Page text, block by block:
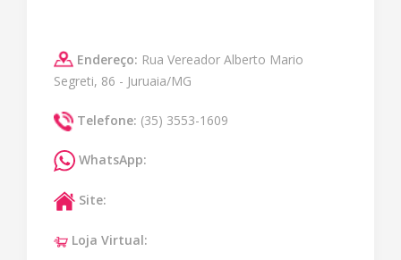
Endereço: Rua Vereador Alberto Mario
Segreti, 86 - Juruaia/MG
Telefone: (35) 3553-1609
WhatsApp:
Site:
Loja Virtual: